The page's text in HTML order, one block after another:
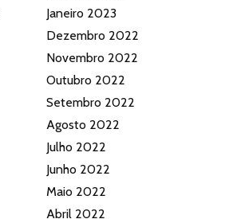
Janeiro 2023
Dezembro 2022
Novembro 2022
Outubro 2022
Setembro 2022
Agosto 2022
Julho 2022
Junho 2022
Maio 2022
Abril 2022